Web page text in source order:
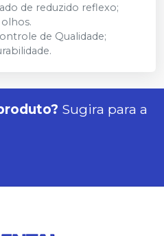
de reduzido reflexo;
de Qualidade;
Sugira para a